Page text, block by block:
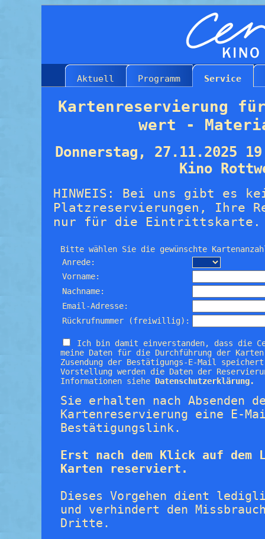
Aktuell Programm Service
Kartenreservierung
wert -
Donnerstag, 27.11.2025
Kino
HINWEIS: Bei uns gibt es
Platzreservierungen, Ihre
nur für die Eintrittskarte.
Bitte wählen Sie die gewünschte
Anrede:
Vorname:
Nachname:
Email-Adresse:
Rückrufnummer (freiwillig):
Ich bin damit einverstanden, dass die
meine Daten für die Durchführung der
Zusendung der Bestätigungs-E-Mail
Vorstellung werden die Daten der
Informationen siehe Datenschutzerklärung.
Sie erhalten nach Absenden
Kartenreservierung eine E-
Bestätigungslink.
Erst nach dem Klick auf
Karten reserviert.
Dieses Vorgehen dient
und verhindert den
Dritte.